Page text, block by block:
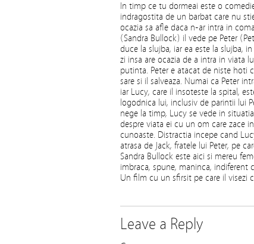
In timp ce tu dormeai este o
indragostita de un barbat care nu
ocazia sa afle daca n-ar intra in
(Sandra Bullock) il vede pe Peter
duce la slujba, iar ea este la slujba,
zi insa are ocazia de a intra in viata
putinta. Peter e atacat de niste hoti
sare si il salveaza. Numai ca Peter
iar Lucy, care il insoteste la spital,
logodnica lui, inclusiv de parintii lui
nege la timp, Lucy se vede in
despre viata ei cu un om care zace
cunoaste. Distractia incepe cand
atrasa de Jack, fratele lui Peter, pe
Sandra Bullock este aici si mereu
imbraca, spune, maninca, indiferent
Un film cu un sfirsit pe care il visezi
Leave a Reply